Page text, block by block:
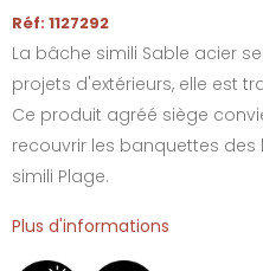
Réf: 1127292
La bâche simili Sable acier
projets d'extérieurs, elle est
Ce produit agréé siège
recouvrir les banquettes
simili Plage.
Plus d'informations